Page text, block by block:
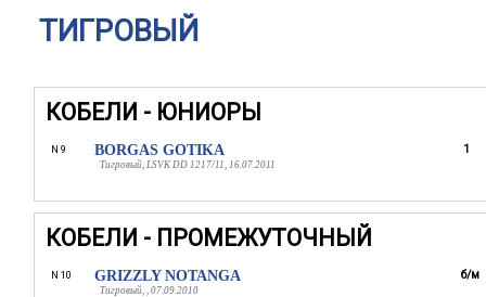
ТИГРОВЫЙ
КОБЕЛИ - ЮНИОРЫ
N 9 BORGAS GOTIKA
Тигровый, LSVK DD 1217/11, 16.07.2011
1
КОБЕЛИ - ПРОМЕЖУТОЧНЫЙ
N 10 GRIZZLY NOTANGA
Тигровый, , 07.09.2010
б/м